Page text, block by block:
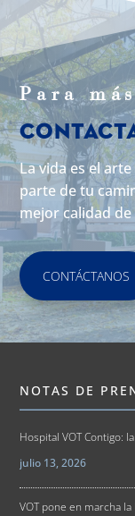
Para má
La vida es el
parte de tu
mejor calidad de
CONTÁCTANOS
NOTAS DE
Hospital VOT Contigo:
julio 13, 2026
VOT pone en marcha